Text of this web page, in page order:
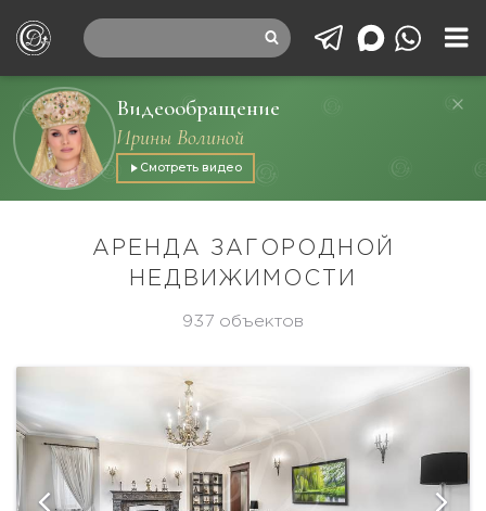
Видеообращение
Ирины Волиной
Смотреть видео
АРЕНДА ЗАГОРОДНОЙ
НЕДВИЖИМОСТИ
937 объектов